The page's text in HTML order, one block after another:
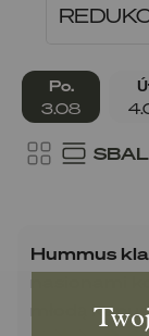
Po.
3.08
Hummus
młodą